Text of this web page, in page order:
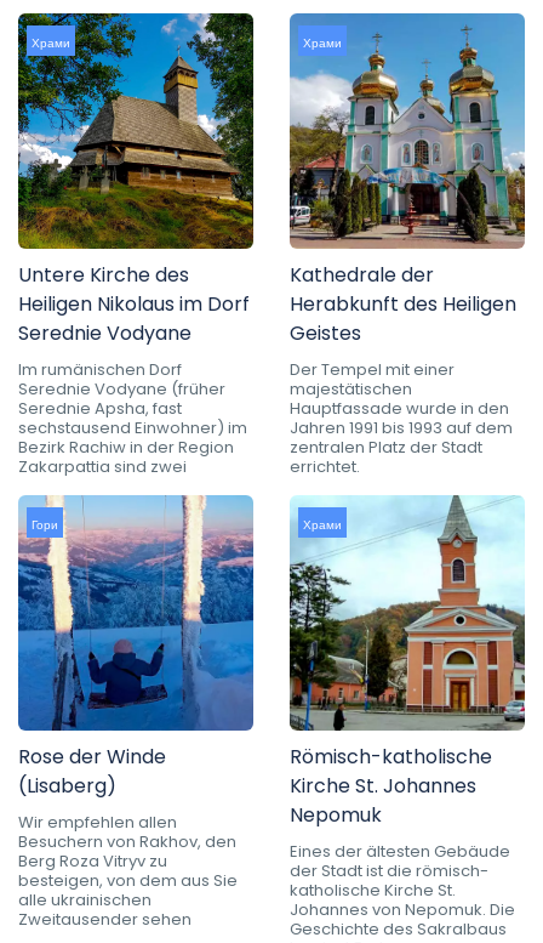
Храми
Untere Kirche des
Heiligen Nikolaus im Dorf
Serednie Vodyane
Im rumänischen Dorf
Serednie Vodyane (früher
Serednie Apsha, fast
sechstausend Einwohner) im
Bezirk Rachiw in der Region
Zakarpattia sind zwei
Храми
Kathedrale der
Herabkunft des Heiligen
Geistes
Der Tempel mit einer
majestätischen
Hauptfassade wurde in den
Jahren 1991 bis 1993 auf dem
zentralen Platz der Stadt
errichtet.
Гори
Rose der Winde
(Lisaberg)
Wir empfehlen allen
Besuchern von Rakhov, den
Berg Roza Vitryv zu
besteigen, von dem aus Sie
alle ukrainischen
Zweitausender sehen
Храми
Römisch-katholische
Kirche St. Johannes
Nepomuk
Eines der ältesten Gebäude
der Stadt ist die römisch-
katholische Kirche St.
Johannes von Nepomuk. Die
Geschichte des Sakralbaus